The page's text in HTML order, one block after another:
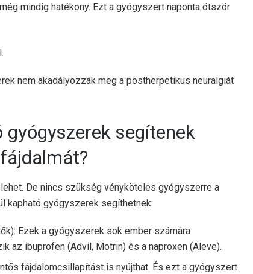
mindig hatékony. Ezt a gyógyszert naponta ötször
nem akadályozzák meg a postherpetikus neuralgiát
segítenek
De nincs szükség vényköteles gyógyszerre a
kapható gyógyszerek segíthetnek:
Ezek a gyógyszerek sok ember számára
az ibuprofen (Advil, Motrin) és a naproxen (Aleve).
fájdalomcsillapítást is nyújthat. És ezt a gyógyszert